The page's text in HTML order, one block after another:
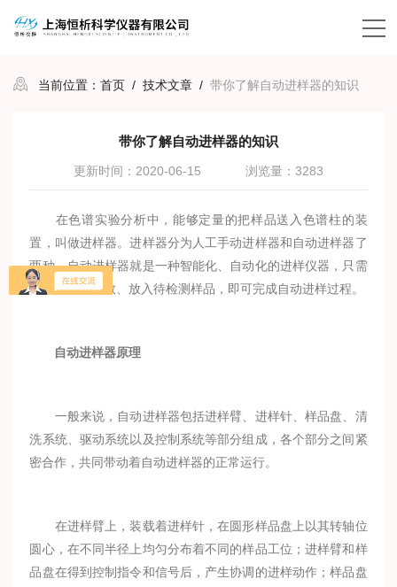
当前位置：首页 /技术文章 /带你了解自动进样器的知识
带你了解自动进样器的知识
更新时间：2020-06-15 浏览量：3283
在色谱实验分析中，能够定量的把样品送入色谱柱的装
置，叫做进样器。进样器分为人工手动进样器和自动进样器了
两种，自动进样器就是一种智能化、自动化的进样仪器，只需
设置好进样参数、放入待检测样品，即可完成自动进样过程。
自动进样器原理
一般来说，自动进样器包括进样臂、进样针、样品盘、清
洗系统、驱动系统以及控制系统等部分组成，各个部分之间紧
密合作，共同带动着自动进样器的正常运行。
在进样臂上，装载着进样针，在圆形样品盘上以其转轴位
圆心，在不同半径上均匀分布着不同的样品工位；进样臂和样
品盘在得到控制指令和信号后，产生协调的进样动作；样品盘